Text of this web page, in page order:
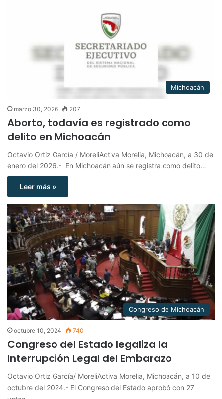
Michoacán
marzo 30, 2026 207
Aborto, todavía es registrado como
delito en Michoacán
Octavio Ortiz García / MoreliActiva Morelia, Michoacán, a 30 de
enero del 2026.- En Michoacán aún se registra como delito…
Leer más »
Congreso de Michoacán
octubre 10, 2024 740
Congreso del Estado legaliza la
Interrupción Legal del Embarazo
Octavio Ortiz García/ MoreliActiva Morelia, Michoacán, a 10 de
octubre del 2024.- El Congreso del Estado aprobó con 27